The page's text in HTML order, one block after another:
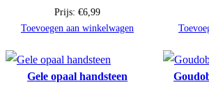
Prijs: €6,99
Toevoegen aan winkelwagen
Gele opaal handsteen